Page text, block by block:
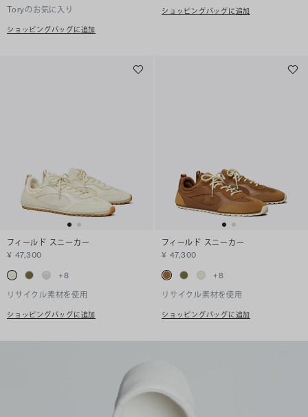
Toryのお気に入り
ショッピングバッグに追加
ショッピングバッグに追加
フィールド スニーカー
¥ 47,300
+8
リサイクル素材を使用
ショッピングバッグに追加
フィールド スニーカー
¥ 47,300
+8
リサイクル素材を使用
ショッピングバッグに追加